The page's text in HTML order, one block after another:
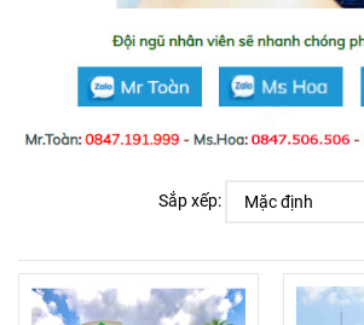
Sắp xếp: